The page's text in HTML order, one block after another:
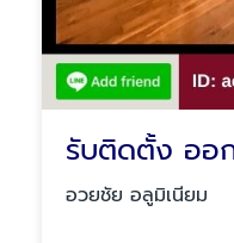
รับติดตั้ง ออ
อวยชัย อลูมิเนียม